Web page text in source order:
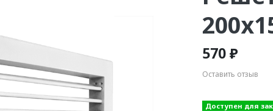
570 ₽
Оставить отзыв
Доступен для